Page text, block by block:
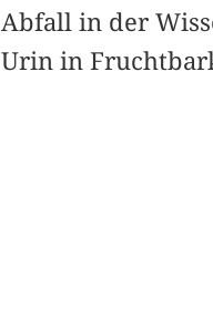
Abfall in der
Urin in